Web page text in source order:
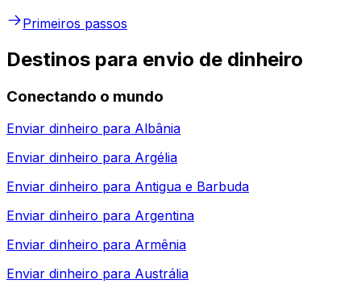
Primeiros passos
Destinos para envio de dinheiro
Conectando o mundo
Enviar dinheiro para Albânia
Enviar dinheiro para Argélia
Enviar dinheiro para Antigua e Barbuda
Enviar dinheiro para Argentina
Enviar dinheiro para Armênia
Enviar dinheiro para Austrália